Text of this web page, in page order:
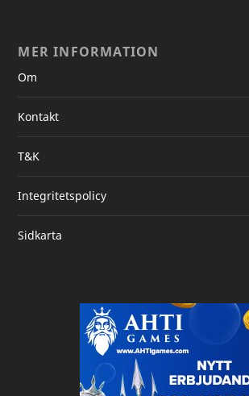
MER INFORMATION
Om
Kontakt
T&K
Integritetspolicy
Sidkarta